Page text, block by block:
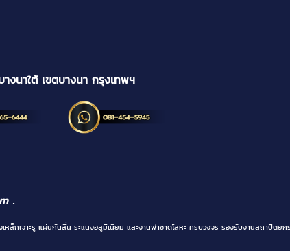
นาใต้ เขตบางนา กรุงเทพฯ
.
หล็กเจาะรู แผ่นกันลื่น ระแนงอลูมิเนียม และงานฟาซาดโลหะ ครบวงจร รองรับงานสถาปั